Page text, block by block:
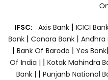
IFSC: Axis Bank | ICICI
Bank| Canara Bank | Andhra
| Bank Of Baroda | Yes Bank|
Of India | | Kotak Mahindra
Bank | | Punjanb National